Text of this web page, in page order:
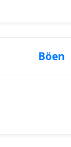
Böen